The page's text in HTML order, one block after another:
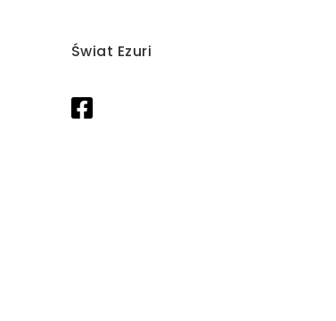
Świat Ezuri